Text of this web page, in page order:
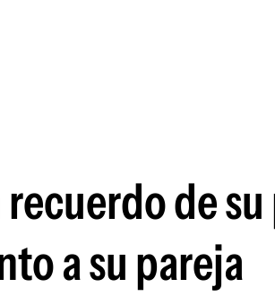
de
a su pareja